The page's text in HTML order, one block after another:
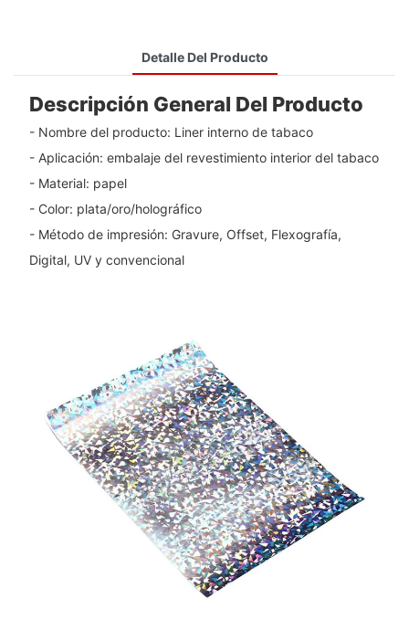
Detalle Del Producto
Descripción General Del Producto
- Nombre del producto: Liner interno de tabaco
- Aplicación: embalaje del revestimiento interior del tabaco
- Material: papel
- Color: plata/oro/holográfico
- Método de impresión: Gravure, Offset, Flexografía,
Digital, UV y convencional